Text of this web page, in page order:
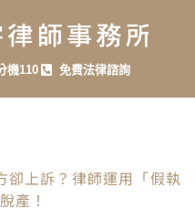
機110 免費法律諮詢
卻上訴？律師運用「假執
產！